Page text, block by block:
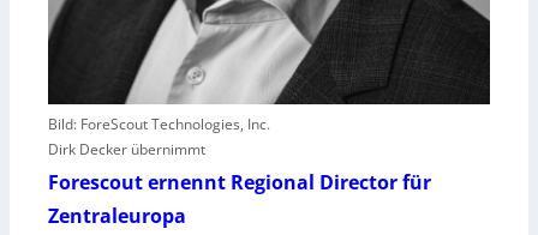
e
b
e
n
V
o
Bild: ForeScout Technologies, Inc.
Dirk Decker übernimmt
Forescout ernennt Regional Director für
Zentraleuropa